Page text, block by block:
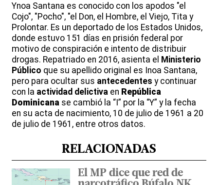
Ynoa Santana es conocido con los apodos "el
Cojo", "Pocho", "el Don, el Hombre, el Viejo, Tita y
Prolontar. Es un deportado de los Estados Unidos,
donde estuvo 151 días en prisión federal por
motivo de conspiración e intento de distribuir
drogas. Repatriado en 2016, asienta el Ministerio
Público que su apellido original es Inoa Santana,
pero para ocultar sus antecedentes y continuar
con la actividad delictiva en República
Dominicana se cambió la “I” por la “Y” y la fecha
en su acta de nacimiento, 10 de julio de 1961 a 20
de julio de 1961, entre otros datos.
RELACIONADAS
El MP dice que red de